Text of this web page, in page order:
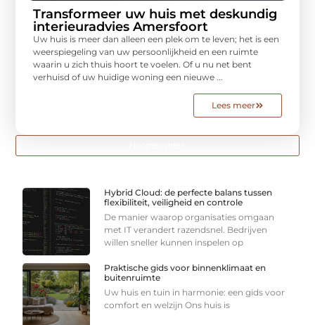
Transformeer uw huis met deskundig
interieuradvies Amersfoort
Uw huis is meer dan alleen een plek om te leven; het is een
weerspiegeling van uw persoonlijkheid en een ruimte
waarin u zich thuis hoort te voelen. Of u nu net bent
verhuisd of uw huidige woning een nieuwe ...
Lees meer
Hybrid Cloud: de perfecte balans tussen
flexibiliteit, veiligheid en controle
De manier waarop organisaties omgaan
met IT verandert razendsnel. Bedrijven
willen sneller kunnen inspelen op
Praktische gids voor binnenklimaat en
buitenruimte
Uw huis en tuin in harmonie: een gids voor
comfort en welzijn Ons huis is